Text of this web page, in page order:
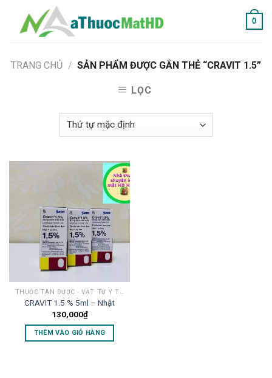
content
0
TRANG CHỦ / SẢN PHẨM ĐƯỢC GẮN THẺ “CRAVIT 1.5”
LỌC
CRAVIT 1.5 % 5ml – Nhật
130,000₫
THÊM VÀO GIỎ HÀNG